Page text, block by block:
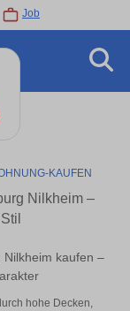
Job
KAUFEN
Nilkheim –
Nilkheim kaufen –
hohe Decken,